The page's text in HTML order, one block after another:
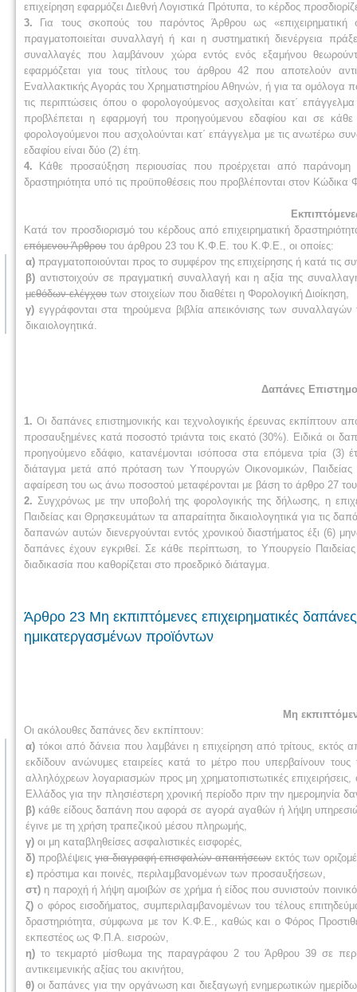
επιχείρηση εφαρμόζει Διεθνή Λογιστικά Πρότυπα, το κέρδος
3. Για τους σκοπούς του παρόντος Άρθρου ως
πραγματοποιείται συναλλαγή ή και η συστηματική διενέργεια
συναλλαγές που λαμβάνουν χώρα εντός ενός εξαμήνου
εφαρμόζεται για τους τίτλους του άρθρου 42 που αποτελούν
Εναλλακτικής Αγοράς του Χρηματιστηρίου Αθηνών, ή για τα ομόλογα
τις περιπτώσεις όπου ο φορολογούμενος ασχολείται κατ΄
προβλέπεται η εφαρμογή του προηγούμενου εδαφίου και σε
φορολογούμενοι που ασχολούνται κατ΄ επάγγελμα με τις ανωτέρω
εδαφίου είναι δύο (2) έτη.
4. Κάθε προσαύξηση περιουσίας που προέρχεται από παράνομη
δραστηριότητα υπό τις προϋποθέσεις που προβλέπονται στον Κώδικα
Κατά τον προσδιορισμό του κέρδους από επιχειρηματική
επόμε­νου Άρθρου του άρθρου 23 του Κ.Φ.Ε. του Κ.Φ.Ε., οι οποίες:
α) πραγματοποιούνται προς το συμφέρον της επιχείρησης ή κατά τις
β) αντιστοιχούν σε πραγματική συναλλαγή και η αξία της
μεθόδων ελέγχου των στοιχείων που διαθέτει η Φορολογική Διοίκηση
γ) εγγράφονται στα τηρούμενα βιβλία απεικόνισης των
δικαιολογητικά.
Δαπάνες
1. Οι δαπάνες επιστημονικής και τεχνολογικής έρευνας εκπίπτουν
προσαυξημένες κατά ποσοστό τριάντα τοις εκατό (30%). Ειδικά οι
προηγούμενο εδάφιο, κατανέμονται ισόποσα στα επόμενα τρία (3)
διάταγμα μετά από πρόταση των Υπουργών Οικονομικών, Παιδείας
αφαίρεση του ως άνω ποσοστού μεταφέρονται με βάση το άρθρο 27
2. Συγχρόνως με την υποβολή της φορολογικής της δήλωσης, η
Παιδείας και Θρησκευμάτων τα απαραίτητα δικαιολογητικά για τις
δαπανών αυτών διενεργούνται εντός χρονικού διαστήματος έξι (6)
δαπάνες έχουν εγκριθεί. Σε κάθε περίπτωση, το Υπουργείο
διαδικασία που καθορίζεται στο προεδρικό διάταγμα.
Άρθρο 23 Μη εκπιπτόμενες επιχειρηματικές
ημικατεργασμένων προϊόντων
Μη
Οι ακόλουθες δαπάνες δεν εκπίπτουν:
α) τόκοι από δάνεια που λαμβάνει η επιχείρηση από τρίτους, εκτός
εκδίδουν ανώνυμες εταιρείες κατά το μέτρο που υπερβαίνουν
αλληλόχρεων λογαριασμών προς μη χρηματοπιστωτικές επιχειρήσεις,
Ελλάδος για την πλησιέστερη χρονική περίοδο πριν την ημερομηνία
β) κάθε είδους δαπάνη που αφορά σε αγορά αγαθών ή λήψη
έγινε με τη χρήση τραπεζικού μέσου πληρωμής,
γ) οι μη καταβληθείσες ασφαλιστικές εισφορές,
δ) προβλέψεις για διαγραφή επισφαλών απαιτήσεων εκτός των
ε) πρόστιμα και ποινές, περιλαμβανομένων των προσαυξήσεων,
στ) η παροχή ή λήψη αμοιβών σε χρήμα ή είδος που συνιστούν
ζ) ο φόρος εισοδήματος, συμπεριλαμβανομένων του τέλους
δραστηριότητα, σύμφωνα με τον Κ.Φ.Ε., καθώς και ο Φόρος
εκπεστέος ως Φ.Π.Α. εισροών,
η) το τεκμαρτό μίσθωμα της παραγράφου 2 του Άρθρου 39 σε
αντικειμενικής αξίας του ακινήτου,
θ) οι δαπάνες για την οργάνωση και διεξαγωγή ενημερωτικών